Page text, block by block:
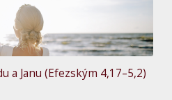
a Janu (Efezským 4,17–5,2)